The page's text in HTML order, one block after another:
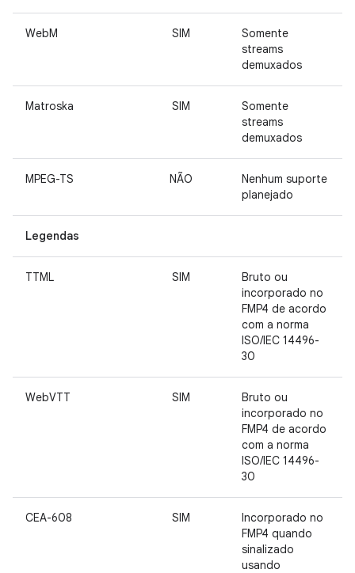
WebM SIM
Somente
streams
demuxados
Matroska SIM
Somente
streams
demuxados
MPEG-TS NÃO
Nenhum suporte
planejado
Legendas
TTML SIM
Bruto ou
incorporado no
FMP4 de acordo
com a norma
ISO/IEC 14496-
30
WebVTT SIM
Bruto ou
incorporado no
FMP4 de acordo
com a norma
ISO/IEC 14496-
30
CEA-608 SIM
Incorporado no
FMP4 quando
sinalizado
usando